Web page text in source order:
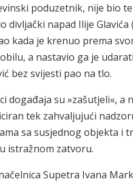
poduzetnik, nije bio
divljački napad Ilije Glavića
kada je krenuo prema
a nastavio ga je
bez svijesti pao na tlo.
događaja su »zašutjeli«, a
tek zahvaljujući
sa susjednog objekta i
istražnom zatvoru.
Supetra Ivana